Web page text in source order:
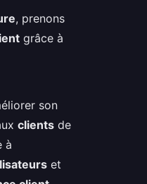
, prenons
grâce à
son
clients de
à
et